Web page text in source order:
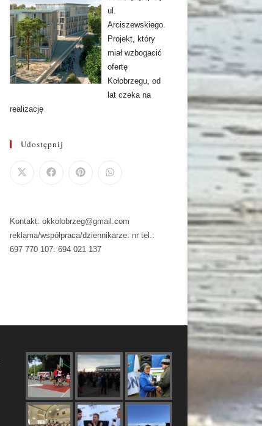
ul.
Arciszewskiego.
Projekt, który
miał wzbogacić
ofertę
Kołobrzegu, od
lat czeka na
realizację
Udostępnij
Kontakt: okkolobrzeg@gmail.com
reklama/współpraca/dziennikarze: nr tel.:
697 770 107: 694 021 137